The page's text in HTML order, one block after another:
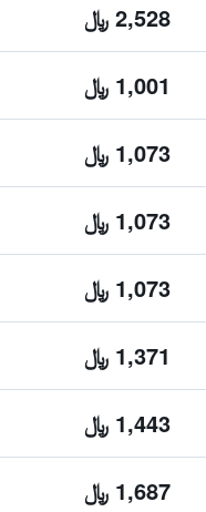
2,528 ﷼
1,001 ﷼
1,073 ﷼
1,073 ﷼
1,073 ﷼
1,371 ﷼
1,443 ﷼
1,687 ﷼